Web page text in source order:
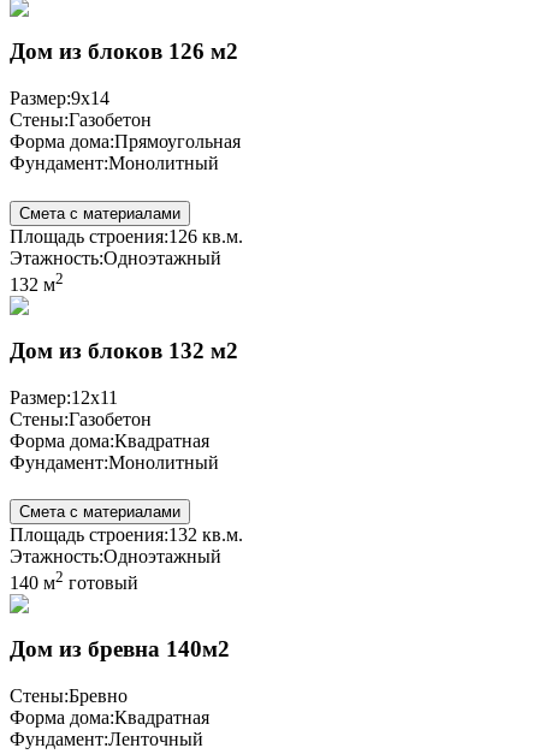
Дом из блоков 126 м2
Размер:9x14
Стены:Газобетон
Форма дома:Прямоугольная
Фундамент:Монолитный
Смета с материалами
Площадь строения:126 кв.м.
Этажность:Одноэтажный
132 м2
Дом из блоков 132 м2
Размер:12x11
Стены:Газобетон
Форма дома:Квадратная
Фундамент:Монолитный
Смета с материалами
Площадь строения:132 кв.м.
Этажность:Одноэтажный
140 м2 готовый
Дом из бревна 140м2
Стены:Бревно
Форма дома:Квадратная
Фундамент:Ленточный